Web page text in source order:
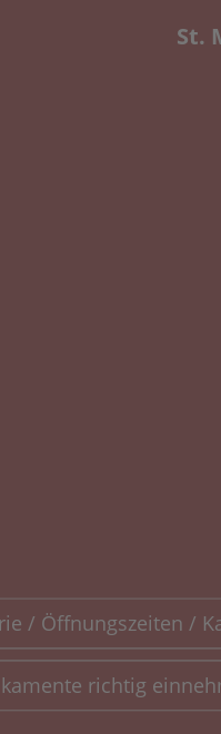
St.
/ Öffnungszeiten /
richtig